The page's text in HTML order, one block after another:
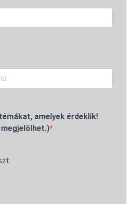
amelyek érdeklik!